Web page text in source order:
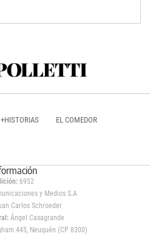
+HISTORIAS EL COMEDOR
6952
y Medios S.A
Carlos Schroeder
Ángel Casagrande
445, Neuquén (CP 8300)